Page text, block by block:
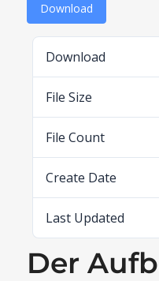
Download
Download
File Size
File Count
Create Date
Last Updated
Der